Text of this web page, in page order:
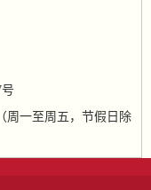
周一至周五，节假日除